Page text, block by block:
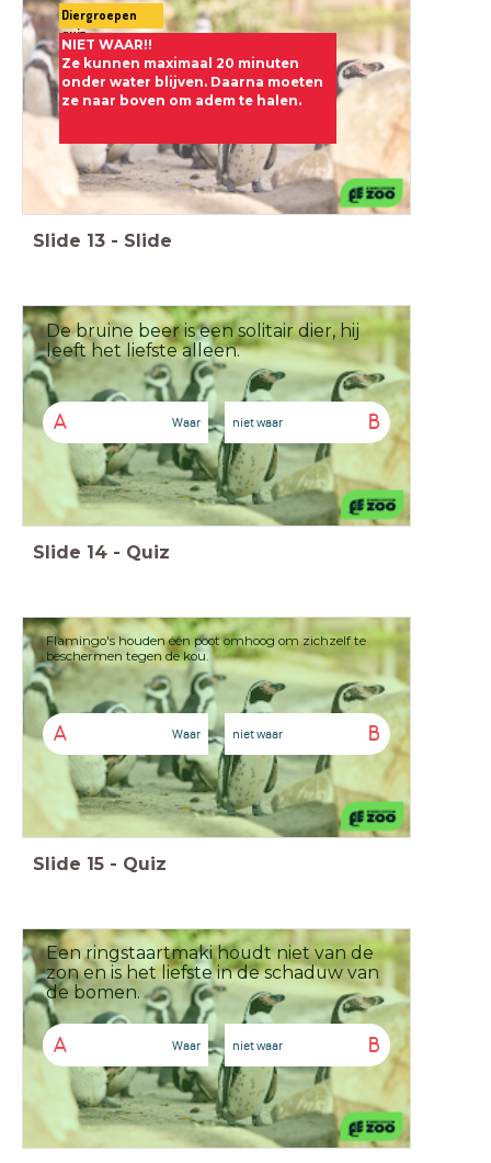
Diergroepen
quiz
NIET WAAR!!
Ze kunnen maximaal 20 minuten
onder water blijven. Daarna moeten
ze naar boven om adem te halen.
Slide 13 - Slide
De bruine beer is een solitair dier, hij
leeft het liefste alleen.
A Waar B
niet waar
Slide 14 - Quiz
Flamingo's houden één poot omhoog om zichzelf te
beschermen tegen de kou.
A Waar B
niet waar
Slide 15 - Quiz
Een ringstaartmaki houdt niet van de
zon en is het liefste in de schaduw van
de bomen.
A Waar B
niet waar